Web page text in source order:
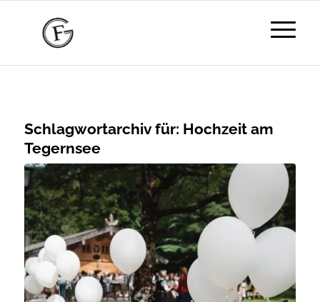
Schlagwortarchiv für: Hochzeit am
Tegernsee